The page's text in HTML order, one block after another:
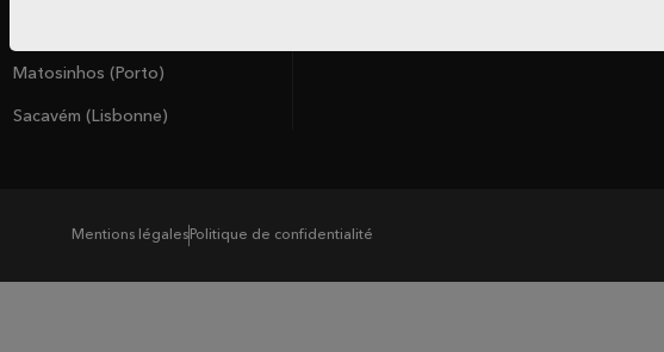
Matosinhos (Porto)
Sacavém (Lisbonne)
Mentions légales Politique de confidentialité